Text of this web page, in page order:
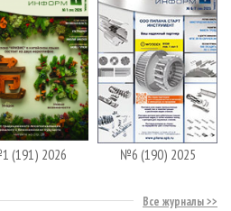
(191) 2026 №6 (190) 2025
Все журналы